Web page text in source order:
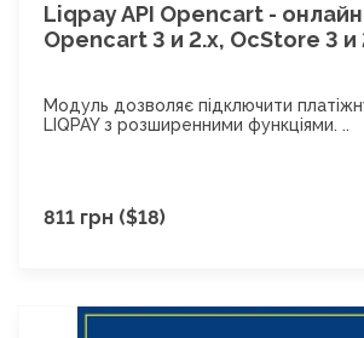
Liqpay API Opencart -
Opencart 3 и 2.x, OcStore 3 и
Модуль дозволяє підключити
LIQPAY з розширенними функціями. ..
811 грн ($18)